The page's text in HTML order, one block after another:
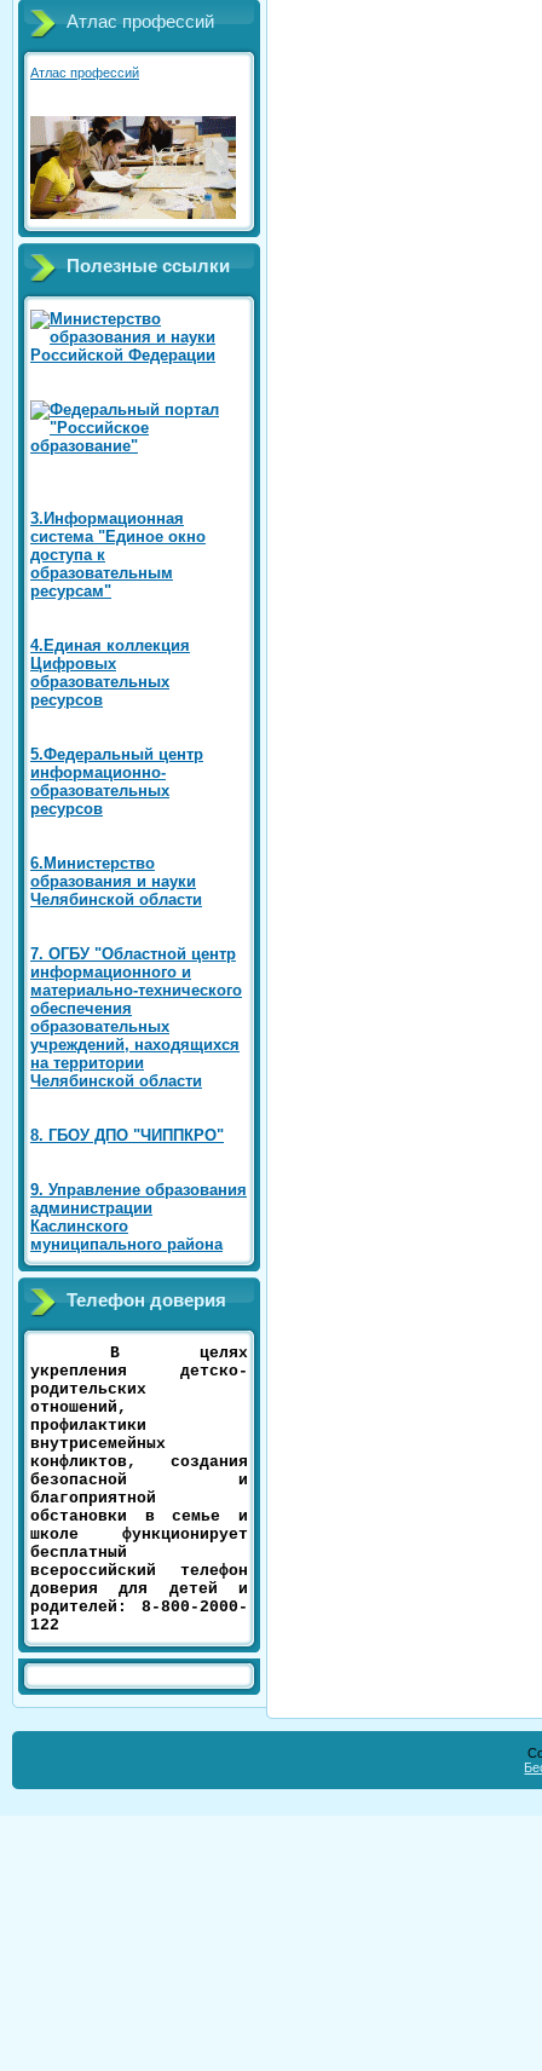
Атлас профессий
Атлас профессий
Полезные ссылки
3.Информационная
система "Единое окно
доступа к
образовательным
ресурсам"
4.Единая коллекция
Цифровых
образовательных
ресурсов
5.Федеральный центр
информационно-
образовательных
ресурсов
6.Министерство
образования и науки
Челябинской области
7. ОГБУ "Областной центр
информационного и
материально-технического
обеспечения
образовательных
учреждений, находящихся
на территории
Челябинской области
8. ГБОУ ДПО "ЧИППКРО"
9. Управление образования
администрации
Каслинского
муниципального района
Телефон доверия
В целях
укрепления детско-
родительских
отношений,
профилактики
внутрисемейных
конфликтов, создания
безопасной и
благоприятной
обстановки в семье и
школе функционирует
бесплатный
всероссийский телефон
доверия для детей и
родителей: 8-800-2000-
122